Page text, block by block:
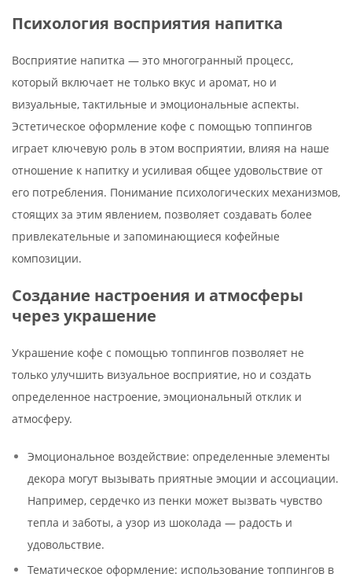
Психология восприятия напитка
Восприятие напитка — это многогранный процесс,
который включает не только вкус и аромат, но и
визуальные, тактильные и эмоциональные аспекты.
Эстетическое оформление кофе с помощью топпингов
играет ключевую роль в этом восприятии, влияя на наше
отношение к напитку и усиливая общее удовольствие от
его потребления. Понимание психологических механизмов,
стоящих за этим явлением, позволяет создавать более
привлекательные и запоминающиеся кофейные
композиции.
Создание настроения и атмосферы
через украшение
Украшение кофе с помощью топпингов позволяет не
только улучшить визуальное восприятие, но и создать
определенное настроение, эмоциональный отклик и
атмосферу.
Эмоциональное воздействие: определенные элементы
декора могут вызывать приятные эмоции и ассоциации.
Например, сердечко из пенки может вызвать чувство
тепла и заботы, а узор из шоколада — радость и
удовольствие.
Тематическое оформление: использование топпингов в